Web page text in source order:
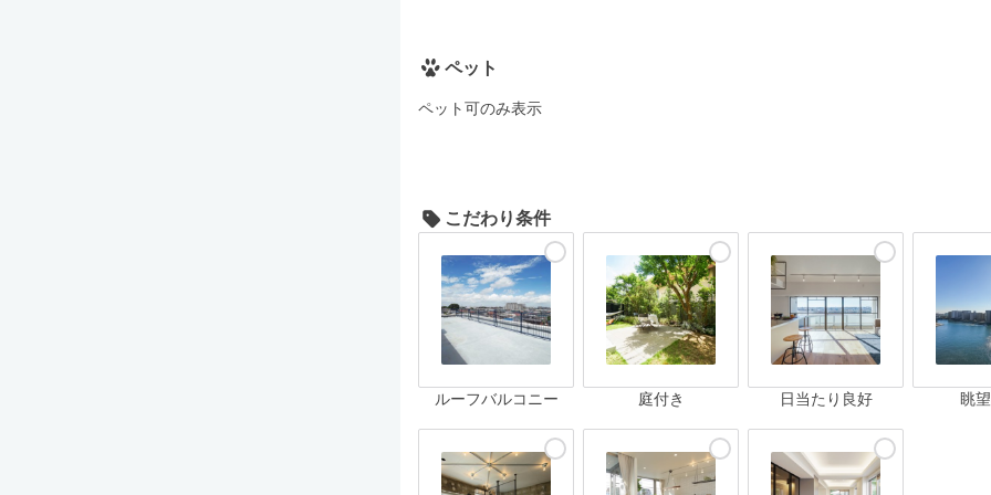
ペット
ペット可のみ表示
こだわり条件
ルーフバルコニー 庭付き 日当たり良好 眺